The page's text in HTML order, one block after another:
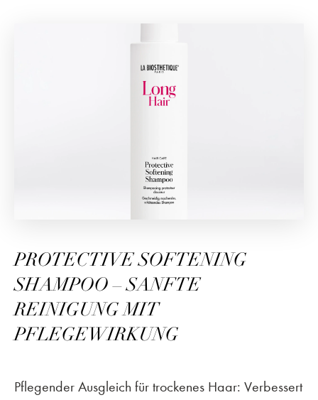
PROTECTIVE SOFTENING
SHAMPOO – SANFTE
REINIGUNG MIT
PFLEGEWIRKUNG
Pflegender Ausgleich für trockenes Haar: Verbessert